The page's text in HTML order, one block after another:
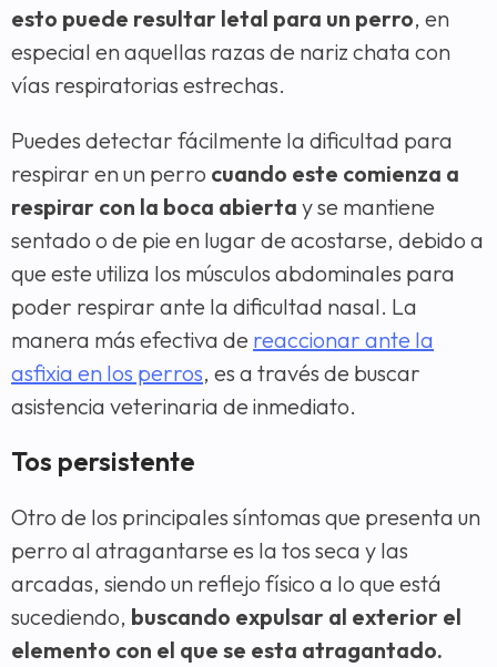
esto puede resultar letal para un perro, en
especial en aquellas razas de nariz chata con
vías respiratorias estrechas.
Puedes detectar fácilmente la dificultad para
respirar en un perro cuando este comienza a
respirar con la boca abierta y se mantiene
sentado o de pie en lugar de acostarse, debido a
que este utiliza los músculos abdominales para
poder respirar ante la dificultad nasal. La
manera más efectiva de reaccionar ante la
asfixia en los perros, es a través de buscar
asistencia veterinaria de inmediato.
Tos persistente
Otro de los principales síntomas que presenta un
perro al atragantarse es la tos seca y las
arcadas, siendo un reflejo físico a lo que está
sucediendo, buscando expulsar al exterior el
elemento con el que se esta atragantado.